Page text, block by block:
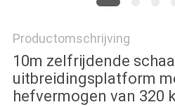
Productomschrijving
10m zelfrijdende
uitbreidingsplatform
hefvermogen van 320